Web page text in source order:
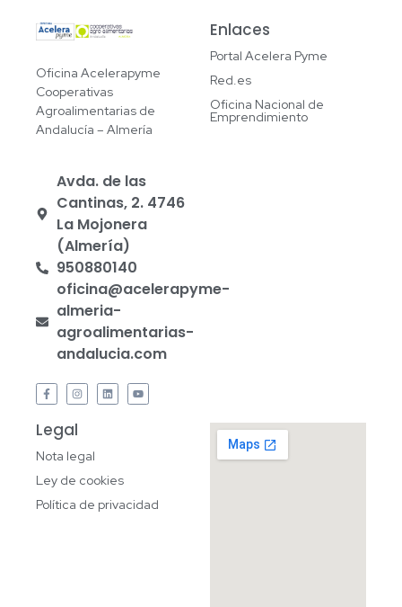
Oficina Acelerapyme
Cooperativas
Agroalimentarias de
Andalucía – Almería
Avda. de las
Cantinas, 2. 4746
La Mojonera
(Almería)
950880140
oficina@acelerapyme-
almeria-
agroalimentarias-
andalucia.com
Enlaces
Portal Acelera Pyme
Red.es
Oficina Nacional de
Emprendimiento
Legal
Nota legal
Ley de cookies
Política de privacidad